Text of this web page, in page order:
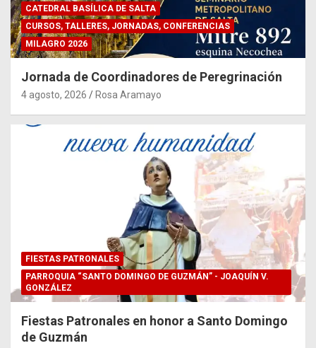
CATEDRAL BASÍLICA DE SALTA
CURSOS, TALLERES, JORNADAS, CONFERENCIAS
MILAGRO 2026
Jornada de Coordinadores de Peregrinación
4 agosto, 2026 Rosa Aramayo
FIESTAS PATRONALES
PARROQUIA “SANTO DOMINGO DE GUZMÁN” - JOAQUÍN V.
GONZÁLEZ
Fiestas Patronales en honor a Santo Domingo
de Guzmán